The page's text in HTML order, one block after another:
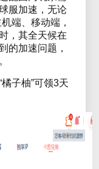
服加速，无论
端、移动端，
，其全天候在
的加速问题，
子柚”可领3天